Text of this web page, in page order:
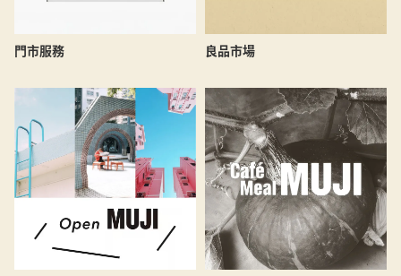
門市服務 良品市場